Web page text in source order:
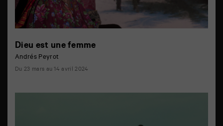
Dieu est une femme
Andrés Peyrot
Du 23 mars au 14 avril 2024